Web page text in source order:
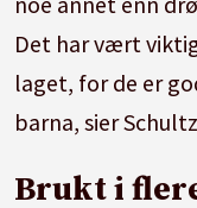
Det har vært
laget, for de er
barna, sier
Brukt i